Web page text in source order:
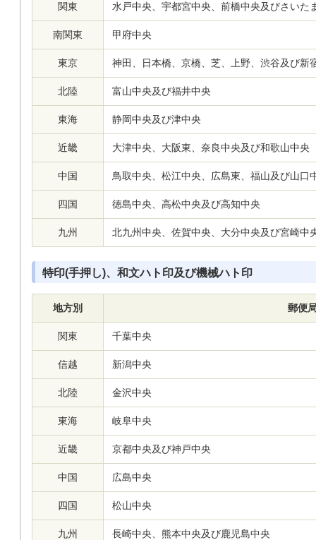
関東 水戸中央、宇都宮中央、前橋中央及びさいた
南関東 甲府中央
東京 神田、日本橋、京橋、芝、上野、渋谷及び新
北陸 富山中央及び福井中央
東海 静岡中央及び津中央
近畿 大津中央、大阪東、奈良中央及び和歌山中央
中国 鳥取中央、松江中央、広島東、福山及び山口
四国 徳島中央、高松中央及び高知中央
九州 北九州中央、佐賀中央、大分中央及び宮崎中
特印(手押し)、和文ハト印及び機械ハト印
地方別 郵便
関東 千葉中央
信越 新潟中央
北陸 金沢中央
東海 岐阜中央
近畿 京都中央及び神戸中央
中国 広島中央
四国 松山中央
九州 長崎中央、熊本中央及び鹿児島中央